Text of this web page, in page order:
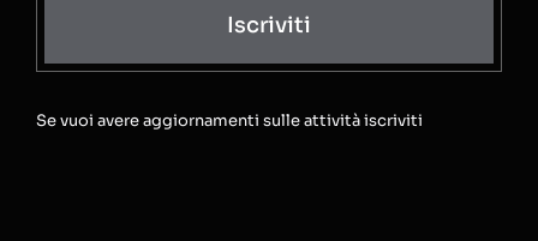
Iscriviti
Se vuoi avere aggiornamenti sulle attività iscriviti